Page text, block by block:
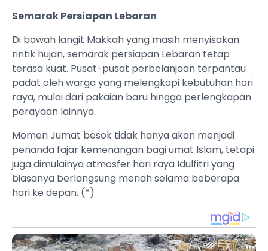
Semarak Persiapan Lebaran
Di bawah langit Makkah yang masih menyisakan
rintik hujan, semarak persiapan Lebaran tetap
terasa kuat. Pusat-pusat perbelanjaan terpantau
padat oleh warga yang melengkapi kebutuhan hari
raya, mulai dari pakaian baru hingga perlengkapan
perayaan lainnya.
Momen Jumat besok tidak hanya akan menjadi
penanda fajar kemenangan bagi umat Islam, tetapi
juga dimulainya atmosfer hari raya Idulfitri yang
biasanya berlangsung meriah selama beberapa
hari ke depan. (*)